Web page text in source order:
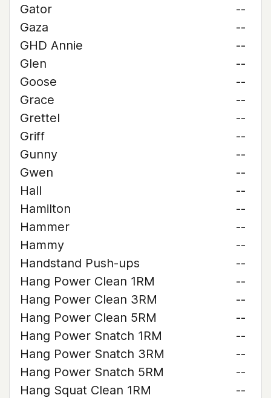
Gator
--
Gaza
--
GHD Annie
--
Glen
--
Goose
--
Grace
--
Grettel
--
Griff
--
Gunny
--
Gwen
--
Hall
--
Hamilton
--
Hammer
--
Hammy
--
Handstand Push-ups
--
Hang Power Clean 1RM
--
Hang Power Clean 3RM
--
Hang Power Clean 5RM
--
Hang Power Snatch 1RM
--
Hang Power Snatch 3RM
--
Hang Power Snatch 5RM
--
Hang Squat Clean 1RM
--